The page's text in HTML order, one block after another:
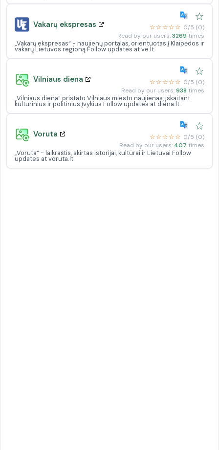
Vakarų ekspresas
☆
☆☆☆☆☆ 0/5 (0)
Read by our users:3269 times
„Vakarų ekspresas“ - naujienų portalas, orientuotas į Klaipėdos ir
vakarų Lietuvos regioną Follow updates at ve.lt.
Vilniaus diena
☆
☆☆☆☆☆ 0/5 (0)
Read by our users:938 times
„Vilniaus diena“ pristato Vilniaus miesto naujienas, įskaitant
kultūrinius ir politinius įvykius Follow updates at diena.lt.
Voruta
☆
☆☆☆☆☆ 0/5 (0)
Read by our users: 407 times
„Voruta“ - laikraštis, skirtas istorijai, kultūrai ir Lietuvai Follow
updates at voruta.lt.